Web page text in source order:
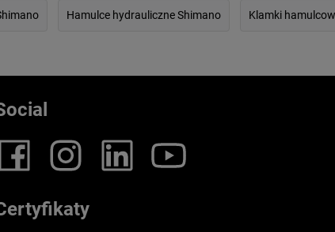
Hamulce hydrauliczne Shimano Klamki